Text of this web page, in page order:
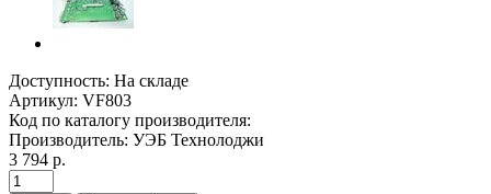
Доступность: На складе
Артикул: VF803
Код по каталогу производителя:
Производитель: УЭБ Технолоджи
3 794 р.